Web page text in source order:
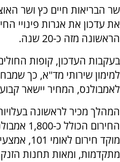
שר הבריאות חיים כץ ושר
את עדכון את אגרות פינויי
הראשונה מזה כ-20 שנה.
בעקבות העדכון, קופות
למימון שירותי מד"א, כך
לאמבולנס, המחיר יישאר
המהלך מכיר לראשונה
החירום
מוקד חירום
מתקדמות, ומאות תחנות